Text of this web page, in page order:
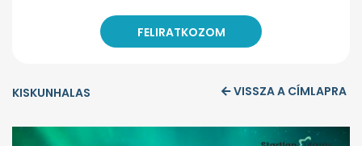
KISKUNHALAS VISSZA A CÍMLAPRA